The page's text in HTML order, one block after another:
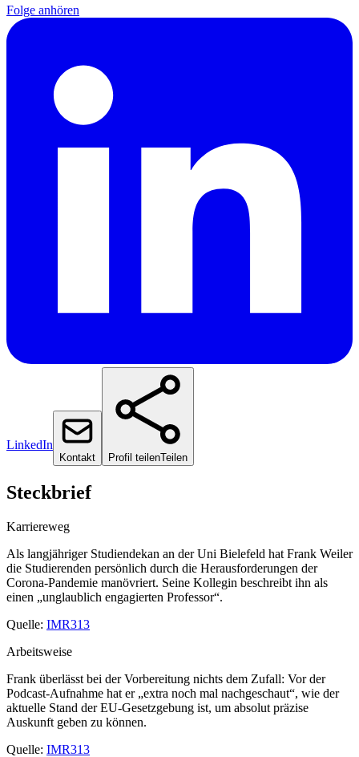
Folge anhören
LinkedIn
Kontakt Profil teilenTeilen
Steckbrief
Karriereweg
Als langjähriger Studiendekan an der Uni Bielefeld hat Frank Weiler
die Studierenden persönlich durch die Herausforderungen der
Corona-Pandemie manövriert. Seine Kollegin beschreibt ihn als
einen „unglaublich engagierten Professor“.
Quelle: IMR313
Arbeitsweise
Frank überlässt bei der Vorbereitung nichts dem Zufall: Vor der
Podcast-Aufnahme hat er „extra noch mal nachgeschaut“, wie der
aktuelle Stand der EU-Gesetzgebung ist, um absolut präzise
Auskunft geben zu können.
Quelle: IMR313